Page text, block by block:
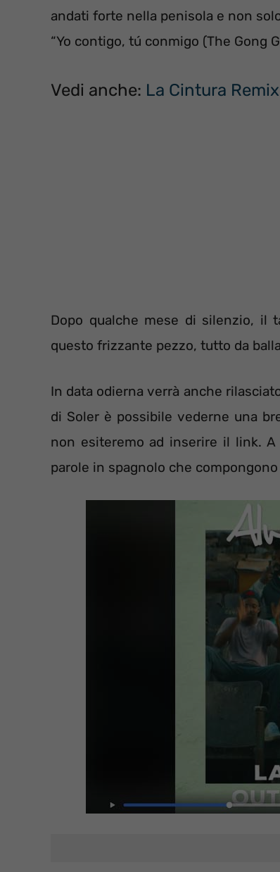
andati forte nella penisola e non
“Yo contigo, tú conmigo (The Gong
Vedi anche: La Cintura
Dopo qualche mese di silenzio, il
questo frizzante pezzo, tutto da
In data odierna verrà anche
di Soler è possibile vederne una
non esiteremo ad inserire il link.
parole in spagnolo che